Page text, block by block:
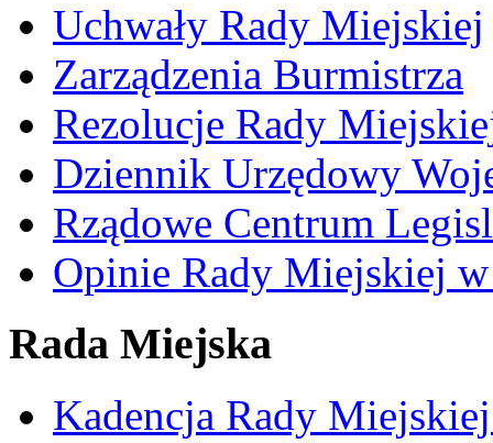
Uchwały Rady Miejskiej
Zarządzenia Burmistrza
Rezolucje Rady
Dziennik Urzędowy
Rządowe Centrum
Opinie Rady Miejskiej w
Rada Miejska
Kadencja Rady